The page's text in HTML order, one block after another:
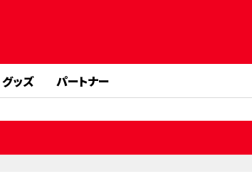
グッズ パートナー